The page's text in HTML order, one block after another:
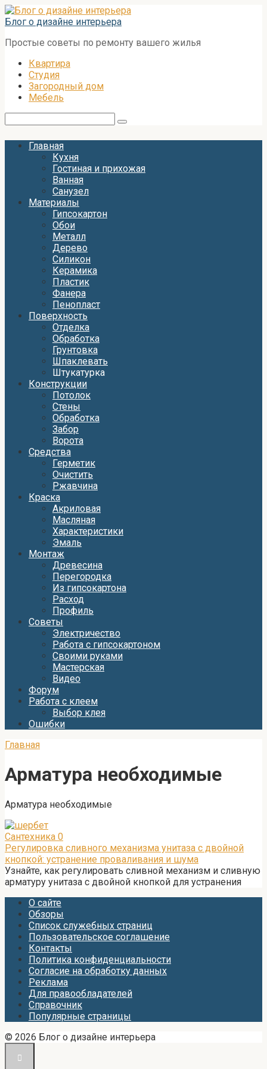
Перейти
к
Блог о дизайне интерьера
Простые советы по ремонту вашего жилья
Квартира
Студия
Загородный дом
Мебель
Главная
Кухня
Гостиная и прихожая
Ванная
Санузел
Материалы
Гипсокартон
Обои
Металл
Дерево
Силикон
Керамика
Пластик
Фанера
Пенопласт
Поверхность
Отделка
Обработка
Грунтовка
Шпаклевать
Штукатурка
Конструкции
Потолок
Стены
Обработка
Забор
Ворота
Средства
Герметик
Очистить
Ржавчина
Краска
Акриловая
Масляная
Характеристики
Эмаль
Монтаж
Древесина
Перегородка
Из гипсокартона
Расход
Профиль
Советы
Электричество
Работа с гипсокартоном
Своими руками
Мастерская
Видео
Форум
Работа с клеем
Выбор клея
Ошибки
Главная
Арматура необходимые
Арматура необходимые
Сантехника 0
Регулировка сливного механизма унитаза с двойной
кнопкой: устранение проваливания и шума
Узнайте, как регулировать сливной механизм и сливную
арматуру унитаза с двойной кнопкой для устранения
О сайте
Обзоры
Список служебных страниц
Пользовательское соглашение
Контакты
Политика конфиденциальности
Согласие на обработку данных
Реклама
Для правообладателей
Справочник
Популярные страницы
© 2026 Блог о дизайне интерьера